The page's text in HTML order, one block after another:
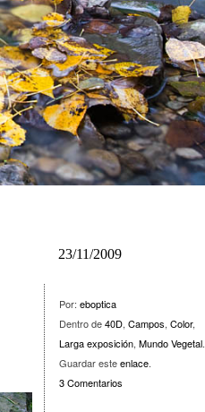
23/11/2009
Por: eboptica
Dentro de40D, Campos, Color,
Larga exposición, Mundo Vegetal.
Guardar esteenlace.
3 Comentarios